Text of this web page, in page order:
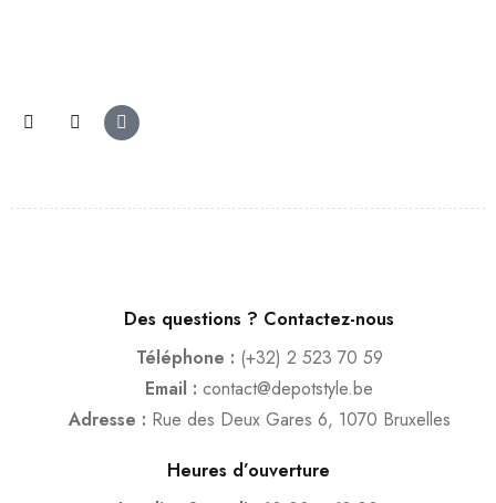
Des questions ? Contactez-nous
Téléphone : (+32) 2 523 70 59
Email : contact@depotstyle.be
Adresse : Rue des Deux Gares 6, 1070 Bruxelles
Heures d’ouverture